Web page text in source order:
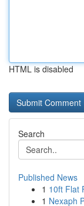
HTML is disabled
Search
Published News
1 10ft Flat
1 Nexaph